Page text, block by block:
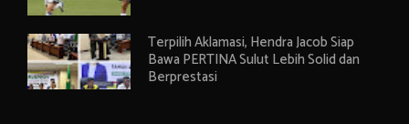
Terpilih Aklamasi, Hendra Jacob Siap
Bawa PERTINA Sulut Lebih Solid dan
Berprestasi